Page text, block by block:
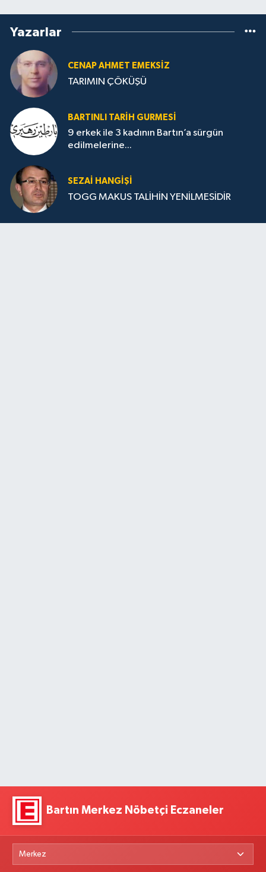
Yazarlar
CENAP AHMET EMEKSİZ
TARIMIN ÇÖKÜŞÜ
BARTINLI TARIH GURMESI
9 erkek ile 3 kadının Bartın’a sürgün
edilmelerine...
SEZAI HANGİŞİ
TOGG MAKUS TALİHİN YENİLMESİDİR
Bartın Merkez Nöbetçi Eczaneler